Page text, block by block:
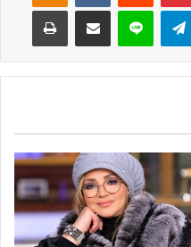
لاين